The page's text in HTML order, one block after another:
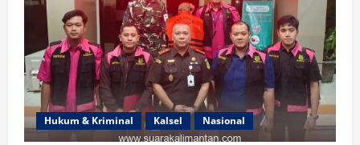
Gugat
Mantan
dan
Gubernur
Kalteng
Hukum & Kriminal Kalsel Nasional